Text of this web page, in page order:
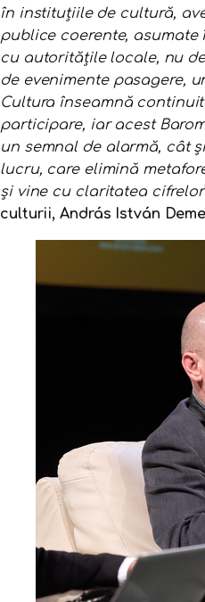
în instituțiile de cultură,
publice coerente,
cu autoritățile locale, nu
de evenimente pasagere,
Cultura înseamnă
participare, iar acest
un semnal de alarmă, cât
lucru, care eliminǎ
și vine cu claritatea cifrelor
culturii, András István